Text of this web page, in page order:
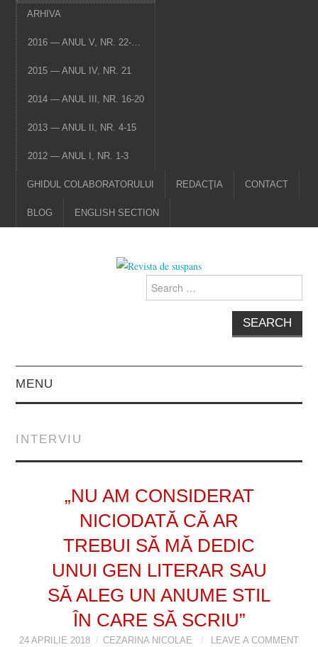
ARHIVA
2016 — ANUL V, NR. 22-…
2015 — ANUL IV, NR. 21
2014 — ANUL III, NR. 16-20
2013 — ANUL II, NR. 4-15
2012 — ANUL I, NR. 1-3
GHIDUL COLABORATORULUI REDACŢIA CONTACT
BLOG ENGLISH SECTION
Search
for:
MENU
POVESTIRI
NUVELE
FOILETON
FRAGMENT DE
ROMAN
INTERVIU
„NU AM CONSIDERAT
NICIODATĂ CĂ AR
TREBUI SĂ MĂ DEDIC
UNUI GEN LITERAR SAU
SĂ ALEG UN ANUME STIL
ÎN CARE SĂ SCRIU”
24 APRILIE 2018 CEZARINA NICOLAE LEAVE A COMMENT